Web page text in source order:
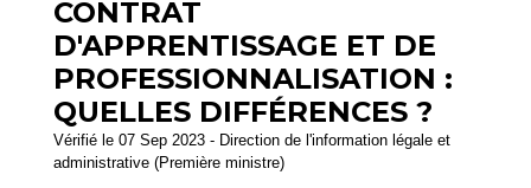
CONTRAT
D'APPRENTISSAGE ET DE
PROFESSIONNALISATION :
QUELLES DIFFÉRENCES ?
Vérifié le 07 Sep 2023 - Direction de l'information légale et
administrative (Première ministre)